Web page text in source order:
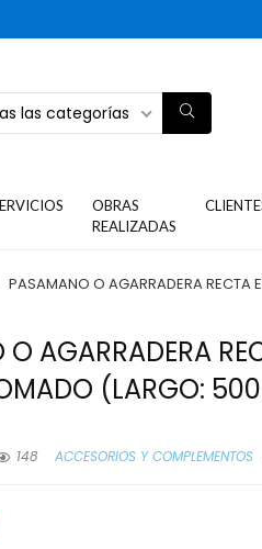
las categorías
OBRAS
REALIZADAS
PASAMANO O AGARRADERA
AGARRADERA
(LARGO:
148 ACCESORIOS Y COMPLEMENTOS